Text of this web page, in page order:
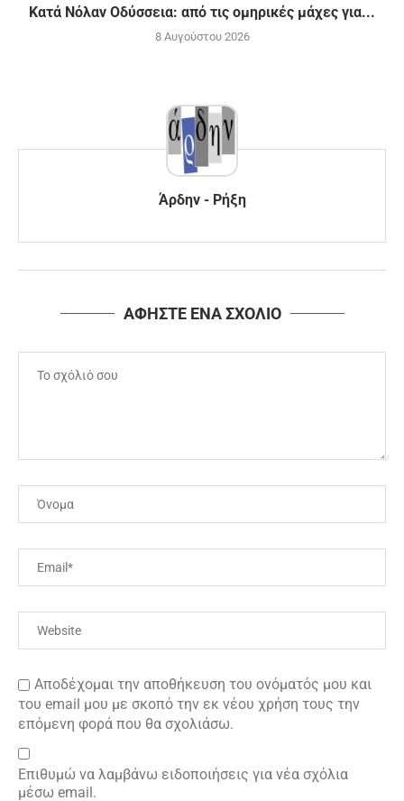
Κατά Νόλαν Οδύσσεια: από τις ομηρικές μάχες για...
8 Αυγούστου 2026
Άρδην - Ρήξη
ΑΦΗΣΤΕ ΕΝΑ ΣΧΟΛΙΟ
Αποδέχομαι την αποθήκευση του ονόματός μου και
του email μου με σκοπό την εκ νέου χρήση τους την
επόμενη φορά που θα σχολιάσω.
Επιθυμώ να λαμβάνω ειδοποιήσεις για νέα σχόλια
μέσω email.